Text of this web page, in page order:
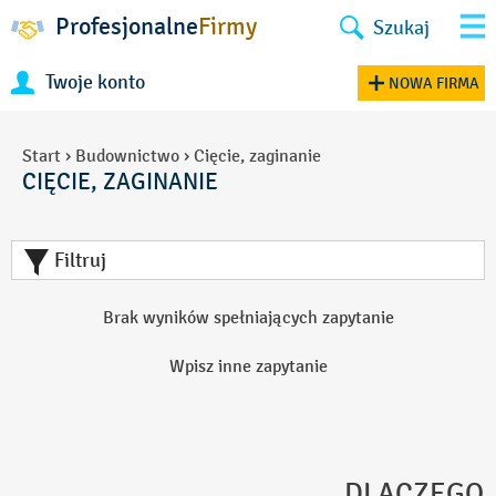
ProfesjonalneFirmy Szukaj
Twoje konto NOWA FIRMA
Start › Budownictwo › Cięcie, zaginanie
CIĘCIE, ZAGINANIE
Filtruj
Brak wyników spełniających zapytanie
Wpisz inne zapytanie